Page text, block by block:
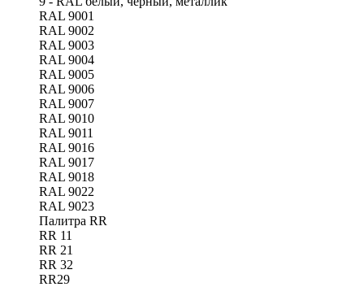
RAL 9001
RAL 9002
RAL 9003
RAL 9004
RAL 9005
RAL 9006
RAL 9007
RAL 9010
RAL 9011
RAL 9016
RAL 9017
RAL 9018
RAL 9022
RAL 9023
Палитра RR
RR 11
RR 21
RR 32
RR29